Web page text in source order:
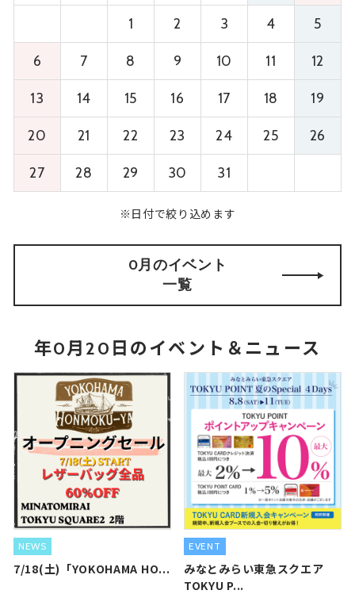
1 2 3 4 5
6 7 8 9 10 11 12
13 14 15 16 17 18 19
20 21 22 23 24 25 26
27 28 29 30 31
※日付で絞り込めます
0月のイベント
一覧
年0月20日のイベント＆ニュース
NEWS
7/18(土)「YOKOHAMA HO...
EVENT
みなとみらい東急スクエア
TOKYU P...